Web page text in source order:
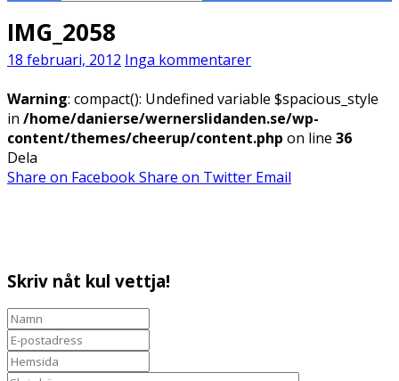
IMG_2058
18 februari, 2012 Inga kommentarer
Warning: compact(): Undefined variable $spacious_style
in /home/danierse/wernerslidanden.se/wp-
content/themes/cheerup/content.php on line 36
Dela
Share on FacebookShare on Twitter Email
Skriv nåt kul vettja!